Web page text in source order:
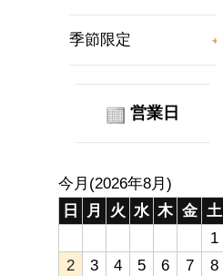
季節限定
営業日
今月(2026年8月)
日
月 火 水 木 金 土
1
2
3 4 5 6 7
8